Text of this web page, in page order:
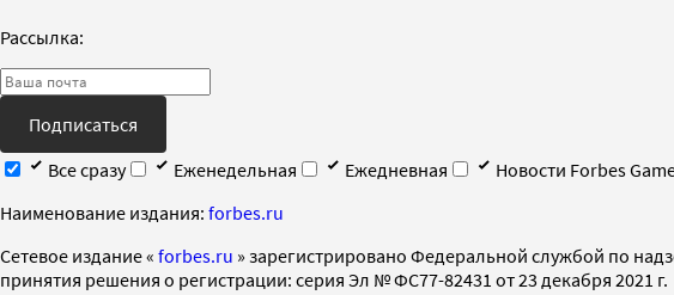
Рассылка:
Подписаться
Все сразу
Еженедельная Ежедневная
Новости Forbes
Наименование издания: forbes.ru
Cетевое издание « forbes.ru » зарегистрировано Федеральной службой по
принятия решения о регистрации: серия Эл № ФС77-82431 от 23 декабря 2021 г.